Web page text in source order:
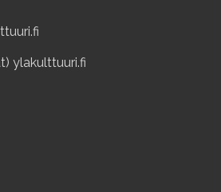
ylakulttuuri.fi